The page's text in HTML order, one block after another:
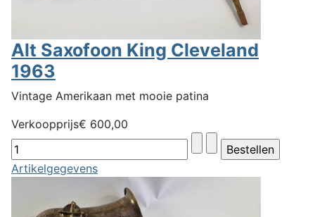
Alt Saxofoon King Cleveland
1963
Vintage Amerikaan met mooie patina
Verkoopprijs€ 600,00
Artikelgegevens